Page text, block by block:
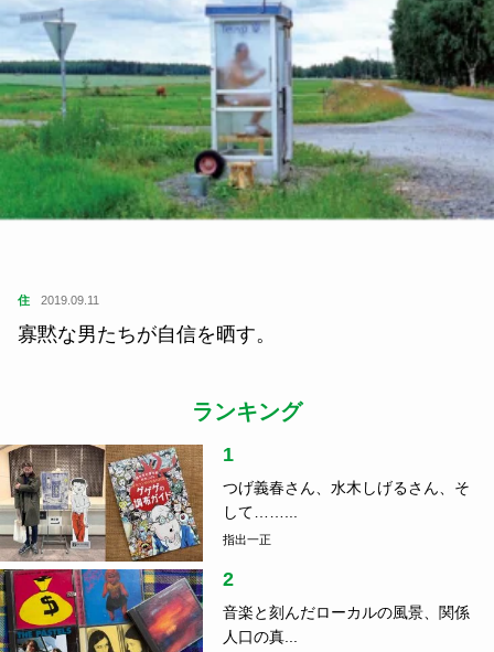
住 2019.09.11
寡黙な男たちが自信を晒す。
ランキング
1
つげ義春さん、水木しげるさん、そ
して……...
指出一正
2
音楽と刻んだローカルの風景、関係
人口の真...